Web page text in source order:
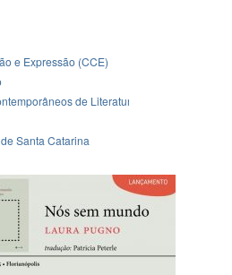
e Expressão (CCE)
de Literatura Italiana (Neclit)
Santa Catarina